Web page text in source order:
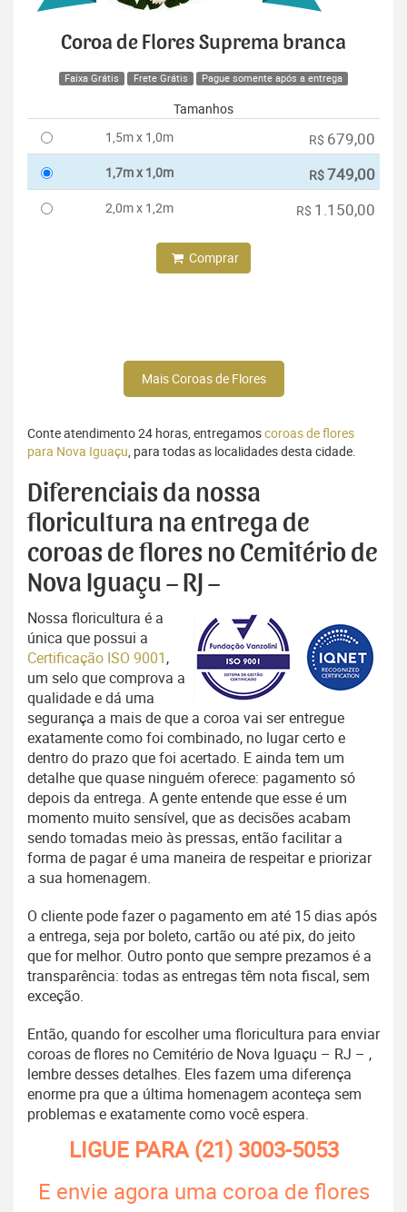
Coroa de Flores Suprema branca
Faixa Grátis Frete Grátis Pague somente após a entrega
Tamanhos
1,5m x 1,0m
R$ 679,00
1,7m x 1,0m R$749,00
2,0m x 1,2m R$ 1.150,00
Comprar
Mais Coroas de Flores
Conte atendimento 24 horas, entregamoscoroas de flores
para Nova Iguaçu, para todas as localidades desta cidade.
Diferenciais da nossa
floricultura na entrega de
coroas de flores no Cemitério de
Nova Iguaçu – RJ –
Nossa floricultura é a
única que possui a
Certificação ISO 9001,
um selo que comprova a
qualidade e dá uma
segurança a mais de que a coroa vai ser entregue
exatamente como foi combinado, no lugar certo e
dentro do prazo que foi acertado. E ainda tem um
detalhe que quase ninguém oferece: pagamento só
depois da entrega. A gente entende que esse é um
momento muito sensível, que as decisões acabam
sendo tomadas meio às pressas, então facilitar a
forma de pagar é uma maneira de respeitar e priorizar
a sua homenagem.
O cliente pode fazer o pagamento em até 15 dias após
a entrega, seja por boleto, cartão ou até pix, do jeito
que for melhor. Outro ponto que sempre prezamos é a
transparência: todas as entregas têm nota fiscal, sem
exceção.
Então, quando for escolher uma floricultura para enviar
coroas de flores no Cemitério de Nova Iguaçu – RJ – ,
lembre desses detalhes. Eles fazem uma diferença
enorme pra que a última homenagem aconteça sem
problemas e exatamente como você espera.
LIGUE PARA(21) 3003-5053
E envie agora uma coroa de flores